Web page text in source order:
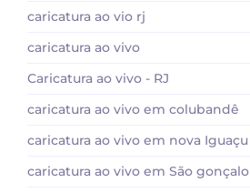
caricatura ao vio rj
caricatura ao vivo
Caricatura ao vivo - RJ
caricatura ao vivo em colubandê
caricatura ao vivo em nova Iguaçu
caricatura ao vivo em São gonçalo